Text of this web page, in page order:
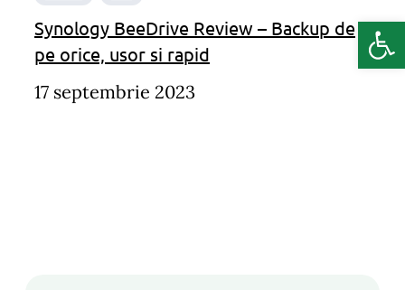
Synology BeeDrive Review – Backup de
pe orice, usor si rapid
17 septembrie 2023